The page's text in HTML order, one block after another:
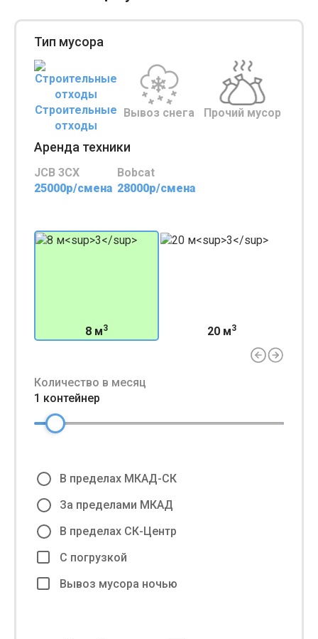
Тип мусора
Строительные
отходы
Вывоз снега Прочий мусор
Аренда техники
JCB 3CX
25000р/смена
Bobcat
28000р/смена
8 м3 20 м3
Количество в месяц
1 контейнер
В пределах МКАД-СК
За пределами МКАД
В пределах СК-Центр
С погрузкой
Вывоз мусора ночью